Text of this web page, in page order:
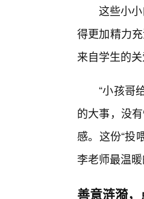
这些小
得更加精力
来自学生的
“小孩哥
的大事，没
感。这份“投
李老师最温暖
善意涟漪